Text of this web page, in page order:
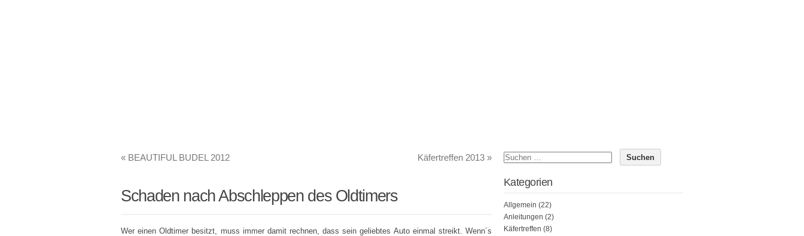
« BEAUTIFUL BUDEL 2012 Käfertreffen 2013 »
Schaden nach Abschleppen des Oldtimers
Wer einen Oldtimer besitzt, muss immer damit rechnen, dass sein geliebtes Auto einmal streikt. Wenn´s
Kategorien
Allgemein (22)
Anleitungen (2)
Käfertreffen (8)